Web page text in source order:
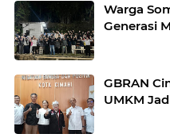
Warga
Generasi
GBRAN
UMKM